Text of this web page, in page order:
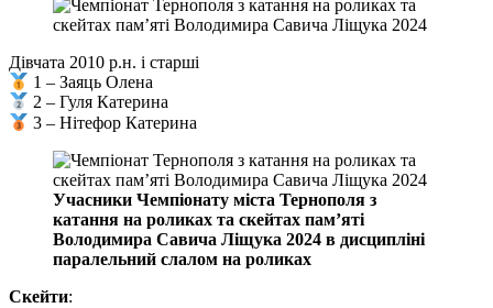
Дівчата 2010 р.н. і старші
1 – Заяць Олена
2 – Гуля Катерина
3 – Нітефор Катерина
Учасники Чемпіонату міста Тернополя з
катання на роликах та скейтах пам’яті
Володимира Савича Ліщука 2024 в дисципліні
паралельний слалом на роликах
Скейти: